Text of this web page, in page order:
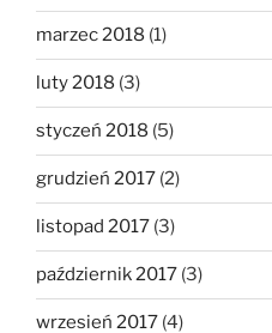
marzec 2018 (1)
luty 2018 (3)
styczeń 2018 (5)
grudzień 2017 (2)
listopad 2017 (3)
październik 2017 (3)
wrzesień 2017 (4)